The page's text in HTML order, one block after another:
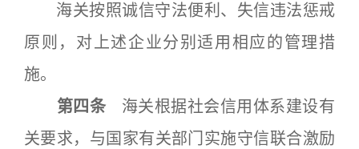
海关按照诚信守法便利、失信违法惩戒
原则，对上述企业分别适用相应的管理措
施。
第四条 海关根据社会信用体系建设有
关要求，与国家有关部门实施守信联合激励